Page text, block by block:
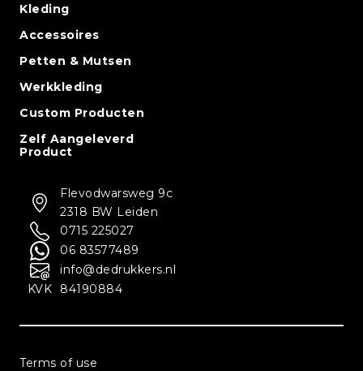
Kleding
Accessoires
Petten & Mutsen
Werkkleding
Custom Producten
Zelf Aangeleverd
Product
Flevodwarsweg 9c
2318 BW Leiden
0715 225027
06 83577489
info@dedrukkers.nl
KVK
84190884
Terms of use